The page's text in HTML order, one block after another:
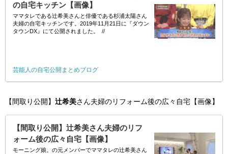
の自宅キッチン【画像】
ママタレである辻希美さんと俳優である杉浦太陽さん
夫婦の自宅キッチンです。2019年11月21日に『ダウン
タウンDX』にて公開されました。 //
芸能人の自宅公開まとめブログ
【間取り公開】 辻希美さん夫婦のリフォーム後の広々自宅【画像】
【間取り公開】辻希美さん夫婦のリフ
ォーム後の広々自宅【画像】
モーニング娘。の元メンバーでママタレの辻希美さん